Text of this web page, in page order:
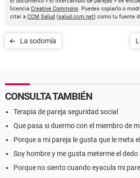
licencia Creative Commons. Puedes copiarlo o
citar a CCM Salud (salud.ccm.net) como tu fuente
La sodomía
CONSULTA TAMBIÉN
Terapia de pareja seguridad social
Que pasa si duermo con el miembro de
Porque a mi pareja le gusta que le meta
Soy hombre y me gusta meterme el dedo
Porque no siento cuando eyacula mi